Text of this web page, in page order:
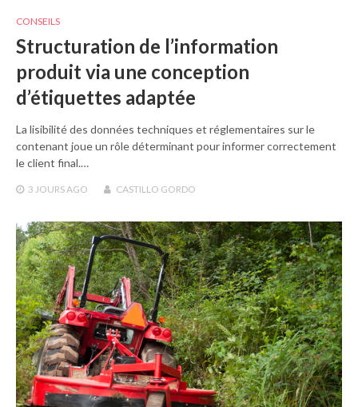
CONSEILS
Structuration de l’information
produit via une conception
d’étiquettes adaptée
La lisibilité des données techniques et réglementaires sur le
contenant joue un rôle déterminant pour informer correctement
le client final.…
3 JOURS AGO CASTILLO GORDO